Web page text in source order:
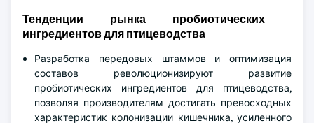
Тенденции рынка пробиотических
ингредиентов для птицеводства
Разработка передовых штаммов и оптимизация
составов революционизируют развитие
пробиотических ингредиентов для птицеводства,
позволяя производителям достигать превосходных
характеристик колонизации кишечника, усиленного